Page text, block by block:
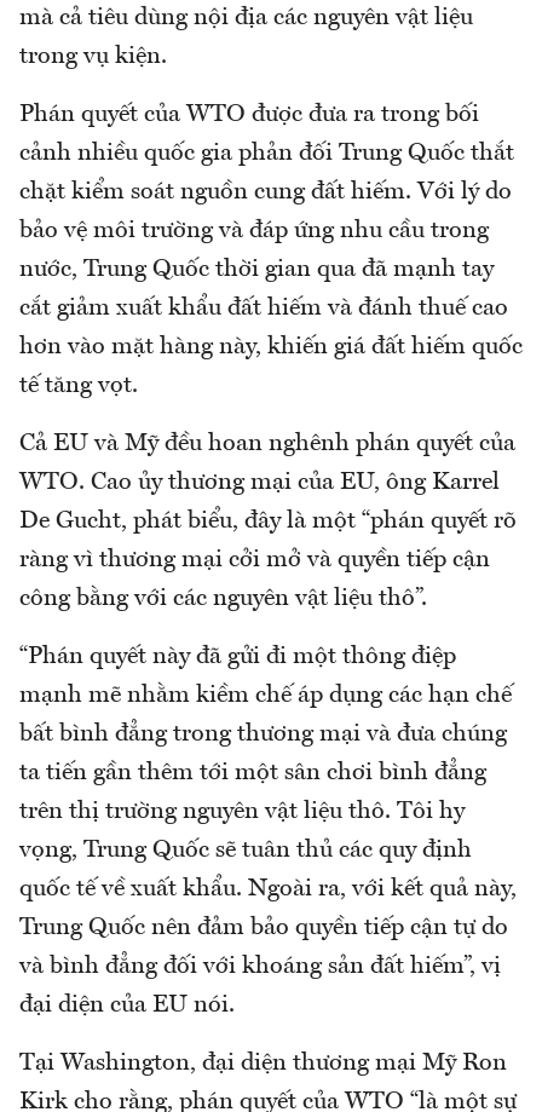
mà cả tiêu dùng nội địa các nguyên vật liệu
trong vụ kiện.
Phán quyết của WTO được đưa ra trong bối
cảnh nhiều quốc gia phản đối Trung Quốc thắt
chặt kiểm soát nguồn cung đất hiếm. Với lý do
bảo vệ môi trường và đáp ứng nhu cầu trong
nước, Trung Quốc thời gian qua đã mạnh tay
cắt giảm xuất khẩu đất hiếm và đánh thuế cao
hơn vào mặt hàng này, khiến giá đất hiếm quốc
tế tăng vọt.
Cả EU và Mỹ đều hoan nghênh phán quyết của
WTO. Cao ủy thương mại của EU, ông Karrel
De Gucht, phát biểu, đây là một “phán quyết rõ
ràng vì thương mại cởi mở và quyền tiếp cận
công bằng với các nguyên vật liệu thô”.
“Phán quyết này đã gửi đi một thông điệp
mạnh mẽ nhằm kiềm chế áp dụng các hạn chế
bất bình đẳng trong thương mại và đưa chúng
ta tiến gần thêm tới một sân chơi bình đẳng
trên thị trường nguyên vật liệu thô. Tôi hy
vọng, Trung Quốc sẽ tuân thủ các quy định
quốc tế về xuất khẩu. Ngoài ra, với kết quả này,
Trung Quốc nên đảm bảo quyền tiếp cận tự do
và bình đẳng đối với khoáng sản đất hiếm”, vị
đại diện của EU nói.
Tại Washington, đại diện thương mại Mỹ Ron
Kirk cho rằng, phán quyết của WTO “là một sự